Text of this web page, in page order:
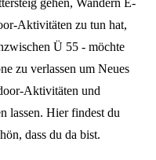
Aktivitäten zu tun hat,
Ü 55 - möchte
zu verlassen um Neues
Aktivitäten und
lassen. Hier findest du
dass du da bist.